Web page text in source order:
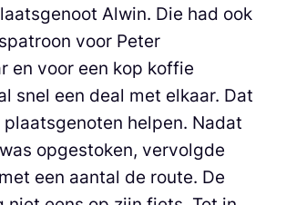
Alwin. Die had ook
voor Peter
en voor een kop koffie
snel een deal met elkaar. Dat
plaatsgenoten helpen. Nadat
opgestoken, vervolgde
een aantal de route. De